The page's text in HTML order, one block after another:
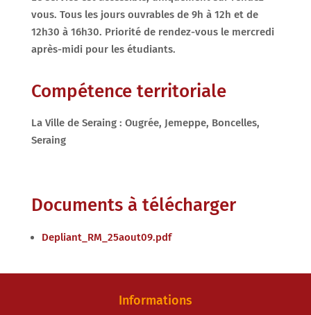
vous. Tous les jours ouvrables de 9h à 12h et de
12h30 à 16h30. Priorité de rendez-vous le mercredi
après-midi pour les étudiants.
Compétence territoriale
La Ville de Seraing : Ougrée, Jemeppe, Boncelles,
Seraing
Documents à télécharger
Depliant_RM_25aout09.pdf
Informations